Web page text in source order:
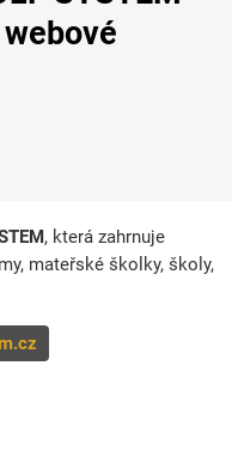
, která zahrnuje
mateřské školky, školy,